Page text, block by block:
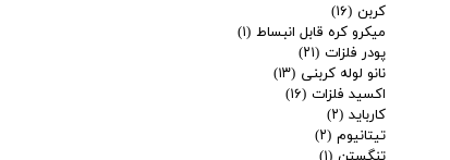
کربن (۱۶)
میکرو کره قابل انبساط (۱)
پودر فلزات (۲۱)
نانو لوله کربنی (۱۳)
اکسید فلزات (۱۶)
کارباید (۲)
تیتانیوم (۲)